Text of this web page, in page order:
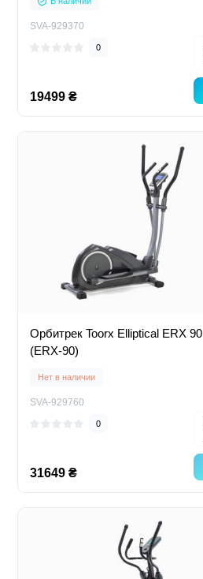
SVA-929370
0
19499 ₴
Орбитрек Toorx Elliptical ERX 90
(ERX-90)
Нет в наличии
SVA-929760
0
31649 ₴